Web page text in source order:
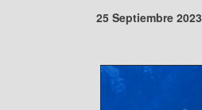
25 Septiembre 2023